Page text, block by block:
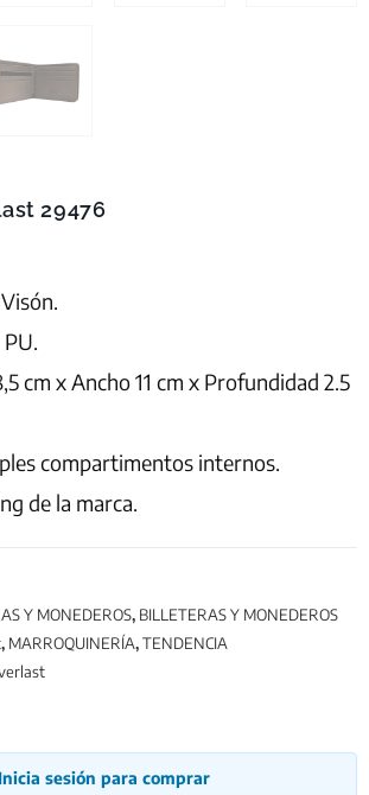
29476
cm x Ancho 11 cm x Profundidad 2.5
compartimentos internos.
de la marca.
Y MONEDEROS, BILLETERAS Y MONEDEROS
, MARROQUINERÍA,TENDENCIA
Inicia sesión para comprar